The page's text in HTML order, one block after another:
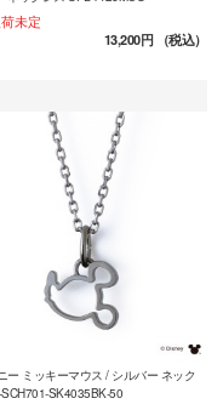
未定
13,200円（税込）
ー ミッキーマウス / シルバー ネック
SCH701-SK4035BK-50